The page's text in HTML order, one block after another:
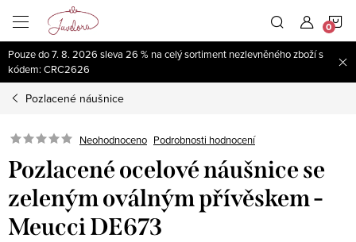
obsah
Pouze do 7. 8. 2026 sleva 26 % na celý sortiment nezlevněného zboží s
kódem: CRC2626
Pozlacené náušnice
Neohodnoceno Podrobnosti hodnocení
Pozlacené ocelové náušnice se
zeleným oválným přívěskem -
Meucci DE673